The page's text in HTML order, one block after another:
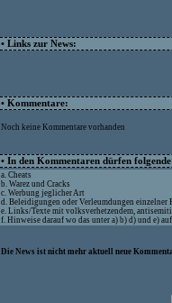
• Links zur News:
• Kommentare:
Noch keine Kommentare vorhanden
• In den Kommentaren dürfen
a. Cheats
b. Warez und Cracks
c. Werbung jeglicher Art
d. Beleidigungen oder Verleumdungen einzelner
e. Links/Texte mit volksverhetzendem,
f. Hinweise darauf wo das unter a) b) d) und e)
Die News ist nicht mehr aktuell neue